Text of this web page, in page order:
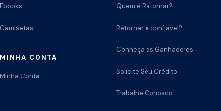
Ebooks
Camisetas
MINHA CONTA
Minha Conta
Quem é Retornar?
Retornar é confiável?
Conheça os Ganhadores
Solicite Seu Crédito
Trabalhe Conosco